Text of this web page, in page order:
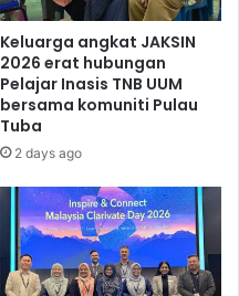
Keluarga angkat JAKSIN
2026 erat hubungan
Pelajar Inasis TNB UUM
bersama komuniti Pulau
Tuba
2 days ago